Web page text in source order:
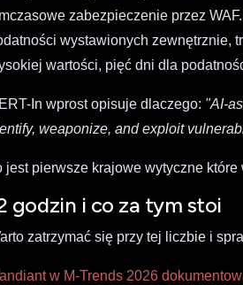
zabezpieczenie przez
wystawionych zewnętrznie,
wartości, pięć dni dla
In wprost opisuje dlaczego: "AI-
weaponize, and exploit
jest pierwsze krajowe wytyczne
godzin i co za tym stoi
zatrzymać się przy tej liczbie i
w M-Trends 2026